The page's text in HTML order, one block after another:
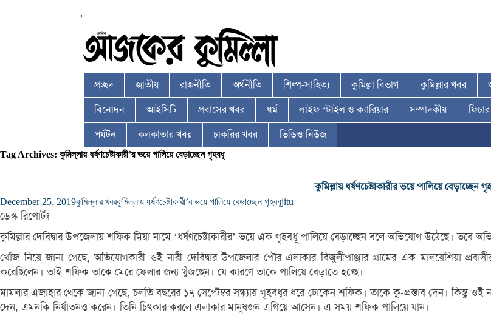
,
প্রচ্ছদ জাতীয় রাজনীতি অর্থনীতি শিল্প-সাহিত্য কুমিল্লা বিভাগ কুমিল্লার খবর
বিনোদন আইসিটি প্রবাসের খবর ধর্ম লাইফ স্টাইল ও ক্যারিয়ার সম্পাদকীয়
পর্যটন কলকাতার খবর চাকরির খবর ভিডিও নিউজ
Tag Archives: কুমিল্লায় ধর্ষণচেষ্টাকারী’র ভয়ে পালিয়ে বেড়াচ্ছেন গৃহবধূ
কুমিল্লায় ধর্ষণচেষ্টাকারীর ভয়ে পালিয়ে বেড়াচ্ছেন
December 25, 2019কুমিল্লার খবরকুমিল্লায় ধর্ষণচেষ্টাকারী’র ভয়ে পালিয়ে বেড়াচ্ছেন গৃহবধূjitu
ডেস্ক রিপোর্টঃ
কুমিল্লার দেবিদ্বার উপজেলায় শফিক মিয়া নামে ‘ধর্ষণচেষ্টাকারীর’ ভয়ে এক গৃহবধূ পালিয়ে বেড়াচ্ছেন বলে অভিযোগ উঠেছে। তবে
খোঁজ নিয়ে জানা গেছে, অভিযোগকারী ওই নারী দেবিদ্বার উপজেলার পৌর এলাকার বিজুলীপাঞ্জার গ্রামের এক মালয়েশিয়া
করেছিলেন। তাই শফিক তাকে মেরে ফেলার জন্য খুঁজছেন। যে কারণে তাকে পালিয়ে বেড়াতে হচ্ছে।
মামলার এজাহার থেকে জানা গেছে, চলতি বছরের ১৭ সেপ্টেম্বর সন্ধ্যায় গৃহবধূর ধরে ঢোকেন শফিক। তাকে কু-প্রস্তাব দেন। কিন্তু ওই
দেন, এমনকি নির্যাতনও করেন। তিনি চিৎকার করলে এলাকার মানুষজন এগিয়ে আসেন। এ সময় শফিক পালিয়ে যান।